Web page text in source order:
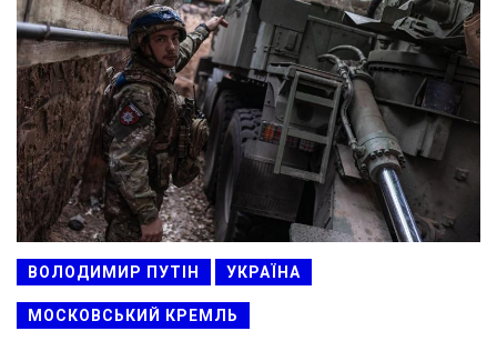
ВОЛОДИМИР ПУТІН УКРАЇНА
МОСКОВСЬКИЙ КРЕМЛЬ